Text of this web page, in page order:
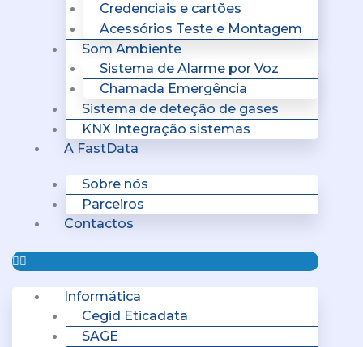
Credenciais e cartões
Acessórios Teste e Montagem
Som Ambiente
Sistema de Alarme por Voz
Chamada Emergência
Sistema de deteção de gases
KNX Integração sistemas
A FastData
Sobre nós
Parceiros
Contactos
Informática
Cegid Eticadata
SAGE